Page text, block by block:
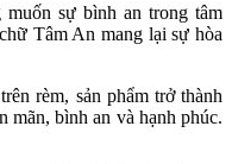
muốn sự bình an trong tâm
Tâm An mang lại sự hòa
rèm, sản phẩm trở thành
mãn, bình an và hạnh phúc.